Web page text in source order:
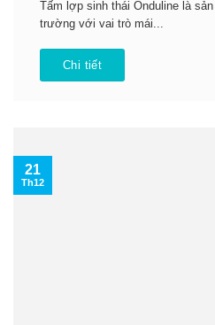
Tấm lợp sinh thái Onduline là
trường với vai trò mái...
Chi tiết
21
Th12